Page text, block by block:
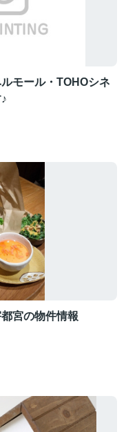
モール・TOHOシネ
宮の物件情報